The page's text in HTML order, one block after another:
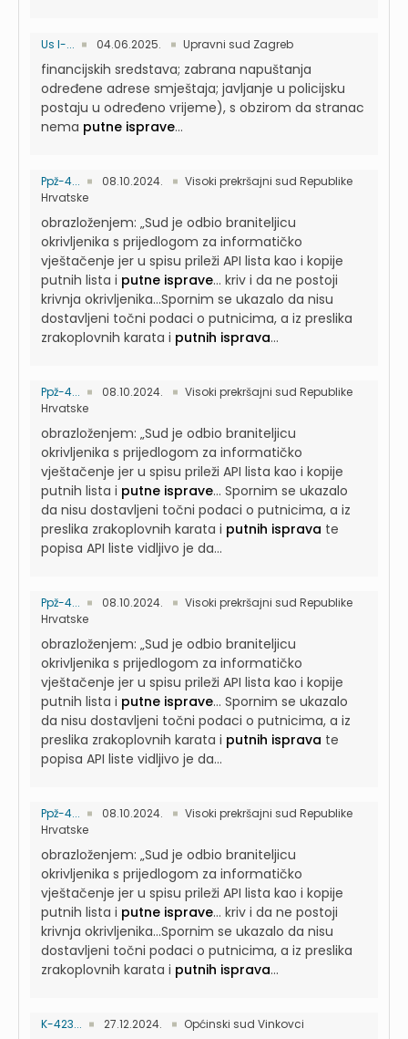
Us I-... 04.06.2025. Upravni sud Zagreb
financijskih sredstava; zabrana napuštanja
određene adrese smještaja; javljanje u policijsku
postaju u određeno vrijeme), s obzirom da stranac
nema putne isprave...
Ppž-4... 08.10.2024.
Visoki prekršajni sud Republike
Hrvatske
obrazloženjem: „Sud je odbio braniteljicu
okrivljenika s prijedlogom za informatičko
vještačenje jer u spisu prileži API lista kao i kopije
putnih lista i putne isprave... kriv i da ne postoji
krivnja okrivljenika...Spornim se ukazalo da nisu
dostavljeni točni podaci o putnicima, a iz preslika
zrakoplovnih karata i putnih isprava...
Ppž-4... 08.10.2024.
Visoki prekršajni sud Republike
Hrvatske
obrazloženjem: „Sud je odbio braniteljicu
okrivljenika s prijedlogom za informatičko
vještačenje jer u spisu prileži API lista kao i kopije
putnih lista i putne isprave... Spornim se ukazalo
da nisu dostavljeni točni podaci o putnicima, a iz
preslika zrakoplovnih karata i putnih isprava te
popisa API liste vidljivo je da...
Ppž-4... 08.10.2024.
Visoki prekršajni sud Republike
Hrvatske
obrazloženjem: „Sud je odbio braniteljicu
okrivljenika s prijedlogom za informatičko
vještačenje jer u spisu prileži API lista kao i kopije
putnih lista i putne isprave... Spornim se ukazalo
da nisu dostavljeni točni podaci o putnicima, a iz
preslika zrakoplovnih karata i putnih isprava te
popisa API liste vidljivo je da...
Ppž-4... 08.10.2024.
Visoki prekršajni sud Republike
Hrvatske
obrazloženjem: „Sud je odbio braniteljicu
okrivljenika s prijedlogom za informatičko
vještačenje jer u spisu prileži API lista kao i kopije
putnih lista i putne isprave... kriv i da ne postoji
krivnja okrivljenika...Spornim se ukazalo da nisu
dostavljeni točni podaci o putnicima, a iz preslika
zrakoplovnih karata i putnih isprava...
K-423... 27.12.2024. Općinski sud Vinkovci